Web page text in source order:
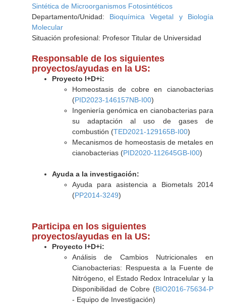
Sintética de Microorganismos Fotosintéticos
Departamento/Unidad: Bioquímica Vegetal y Biología
Molecular
Situación profesional: Profesor Titular de Universidad
Responsable de los siguientes
proyectos/ayudas en la US:
Proyecto I+D+i:
Homeostasis de cobre en cianobacterias
(PID2023-146157NB-I00)
Ingeniería genómica en cianobacterias para
su adaptación al uso de gases de
combustión (TED2021-129165B-I00)
Mecanismos de homeostasis de metales en
cianobacterias (PID2020-112645GB-I00)
Ayuda a la investigación:
Ayuda para asistencia a Biometals 2014
(PP2014-3249)
Participa en los siguientes
proyectos/ayudas en la US:
Proyecto I+D+i:
Análisis de Cambios Nutricionales en
Cianobacterias: Respuesta a la Fuente de
Nitrógeno, el Estado Redox Intracelular y la
Disponibilidad de Cobre (BIO2016-75634-P
- Equipo de Investigación)